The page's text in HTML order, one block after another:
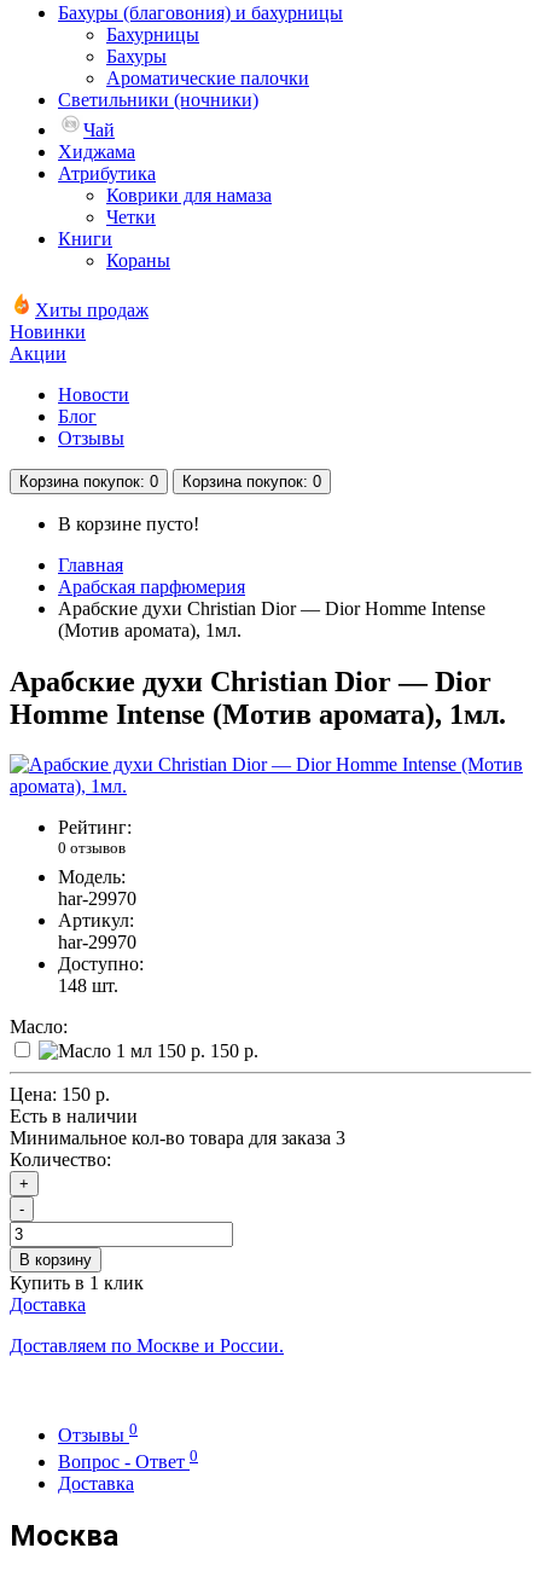
Бахуры (благовония) и бахурницы
Бахурницы
Бахуры
Ароматические палочки
Светильники (ночники)
Чай
Хиджама
Атрибутика
Коврики для намаза
Четки
Книги
Кораны
Хиты продаж
Новинки
Акции
Новости
Блог
Отзывы
Корзина покупок: 0 Корзина покупок: 0
В корзине пусто!
Главная
Арабская парфюмерия
Арабские духи Christian Dior — Dior Homme Intense
(Мотив аромата), 1мл.
Арабские духи Christian Dior — Dior
Homme Intense (Мотив аромата), 1мл.
Рейтинг:
0 отзывов
Модель:
har-29970
Артикул:
har-29970
Доступно:
148 шт.
Масло:
150 р.
Цена: 150 р.
Есть в наличии
Минимальное кол-во товара для заказа 3
Количество:
+
-
В корзину
Купить в 1 клик
Доставка
Доставляем по Москве и России.
Отзывы 0
Вопрос - Ответ 0
Доставка
Москва